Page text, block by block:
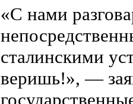
«С нами
сталинскими
веришь!», —